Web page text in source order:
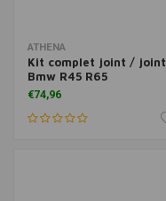
ATHENA
Kit complet joint / joint
Bmw R45 R65
€74,96